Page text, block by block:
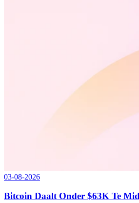
03-08-2026
Bitcoin Daalt Onder $63K Te